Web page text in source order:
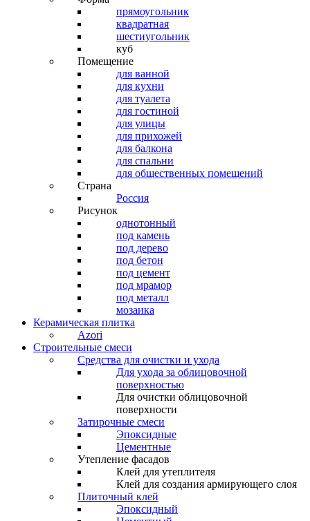
прямоугольник
квадратная
шестиугольник
куб
Помещение
для ванной
для кухни
для туалета
для гостиной
для улицы
для прихожей
для балкона
для спальни
для общественных помещений
Страна
Россия
Рисунок
однотонный
под камень
под дерево
под бетон
под цемент
под мрамор
под металл
мозаика
Керамическая плитка
Azori
Строительные смеси
Средства для очистки и ухода
Для ухода за облицовочной
поверхностью
Для очистки облицовочной
поверхности
Затирочные смеси
Эпоксидные
Цементные
Утепление фасадов
Клей для утеплителя
Клей для создания армирующего слоя
Плиточный клей
Эпоксидный